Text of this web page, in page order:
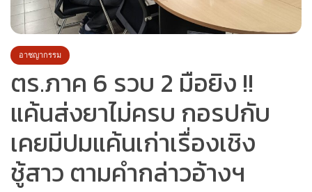
อาชญากรรม
ตร.ภาค 6 รวบ 2 มือยิง !!
แค้นส่งยาไม่ครบ กอรปกับ
เคยมีปมแค้นเก่าเรื่องเชิง
ชู้สาว ตามคำกล่าวอ้างฯ